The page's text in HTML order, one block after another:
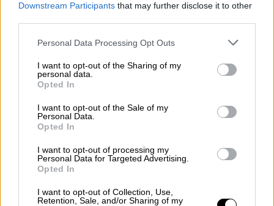
Downstream Participants that may further disclose it to other
Please note that this website/app uses one or more Google
not limited to your visit or usage behaviour. You may click to
grant or deny consent to Google and its third-party tags to
use your data for below specified purposes in below Google
consent section.
Personal Data Processing Opt Outs
I want to opt-out of the Sharing of my
personal data.
Opted In
I want to opt-out of the Sale of my
Personal Data.
Opted In
I want to opt-out of processing my
Personal Data for Targeted Advertising.
Opted In
I want to opt-out of Collection, Use,
Retention, Sale, and/or Sharing of my
Η Σύρος ετοιμάζεται να γιορτάσει τη γλυκιά
της ιστορία με αφορμή τους δύο αιώνες από
τη δημιουργία της πρωτεύουσας του νησιού